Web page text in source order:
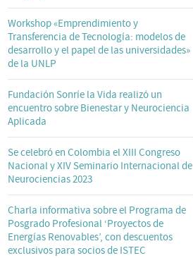
Workshop «Emprendimiento y
Transferencia de Tecnología: modelos de
desarrollo y el papel de las universidades»
de la UNLP
Fundación Sonríe la Vida realizó un
encuentro sobre Bienestar y Neurociencia
Aplicada
Se celebró en Colombia el XIII Congreso
Nacional y XIV Seminario Internacional de
Neurociencias 2023
Charla informativa sobre el Programa de
Posgrado Profesional ‘Proyectos de
Energías Renovables’, con descuentos
exclusivos para socios de ISTEC